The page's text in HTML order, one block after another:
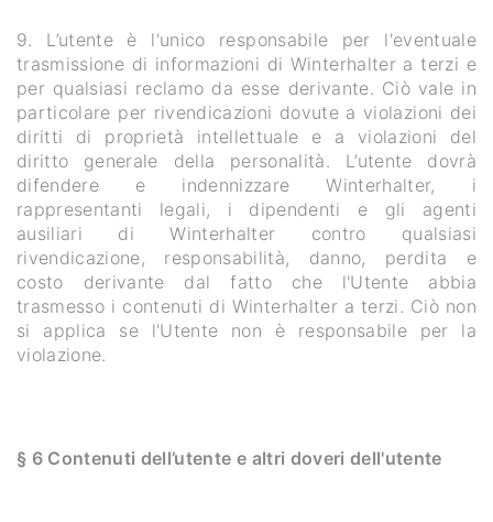
9. L’utente è l'unico responsabile per l'eventuale
trasmissione di informazioni di Winterhalter a terzi e
per qualsiasi reclamo da esse derivante. Ciò vale in
particolare per rivendicazioni dovute a violazioni dei
diritti di proprietà intellettuale e a violazioni del
diritto generale della personalità. L’utente dovrà
difendere e indennizzare Winterhalter, i
rappresentanti legali, i dipendenti e gli agenti
ausiliari di Winterhalter contro qualsiasi
rivendicazione, responsabilità, danno, perdita e
costo derivante dal fatto che l'Utente abbia
trasmesso i contenuti di Winterhalter a terzi. Ciò non
si applica se l'Utente non è responsabile per la
violazione.
§ 6 Contenuti dell’utente e altri doveri dell'utente